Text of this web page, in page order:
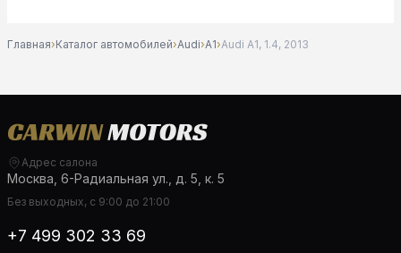
Главная›Каталог автомобилей›Audi›A1›Audi A1, 1.4, 2013
Адрес салона
Москва, 6-Радиальная ул., д. 5, к. 5
Без выходных, с 9:00 до 21:00
+7 499 302 33 69